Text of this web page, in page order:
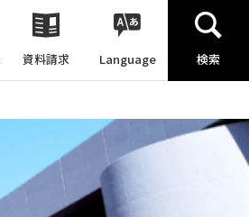
資料請求 Language 検索